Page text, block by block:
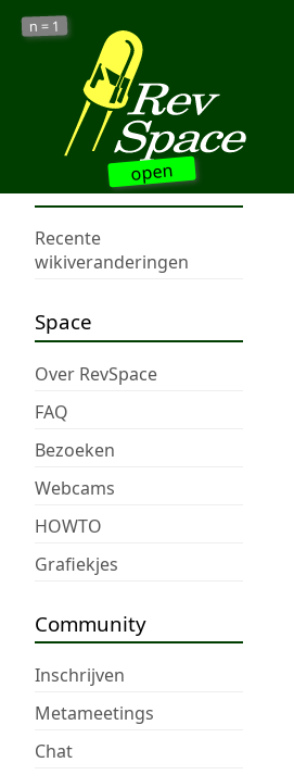
open
n = 1
Recente
wikiveranderingen
Space
Over RevSpace
FAQ
Bezoeken
Webcams
HOWTO
Grafiekjes
Community
Inschrijven
Metameetings
Chat